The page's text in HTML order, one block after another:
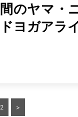
間のヤマ・
ドヨガアラ
投
2 >